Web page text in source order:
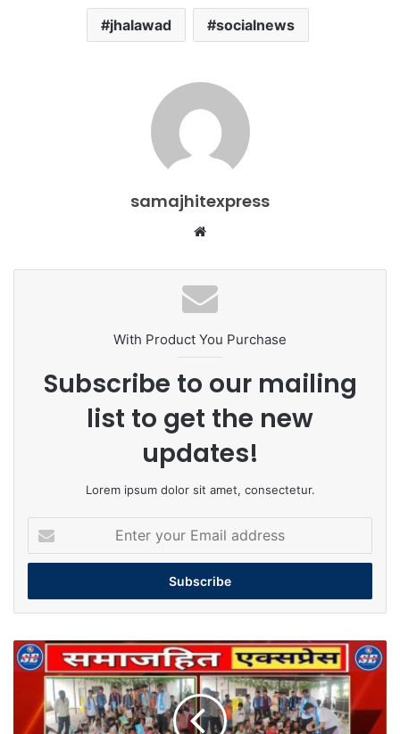
jhalawad socialnews
samajhitexpress
With Product You Purchase
Subscribe to our mailing
list to get the new
updates!
Lorem ipsum dolor sit amet, consectetur.
your
Email
झालावाड
NSUI
कार्यकताओ
सचिन